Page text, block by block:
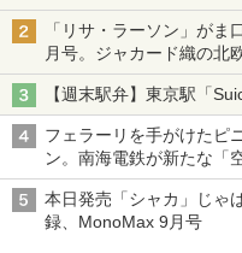
「リサ・ラーソン」が
月号。ジャカード織の北
【週末駅弁】東京駅「
フェラーリを手がけたピ
ン。南海電鉄が新たな「
本日発売「シャカ」じゃ
録、MonoMax 9月号